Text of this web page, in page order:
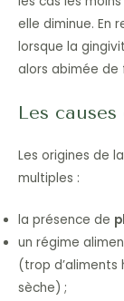
elle diminue. En
lorsque la
alors abimée
Les
Les origines de
multiples :
la présence de
un régime
(trop d’aliments
sèche) ;